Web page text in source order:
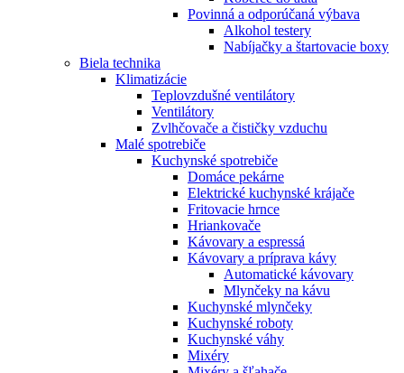
Povinná a odporúčaná výbava
Alkohol testery
Nabíjačky a štartovacie boxy
Biela technika
Klimatizácie
Teplovzdušné ventilátory
Ventilátory
Zvlhčovače a čističky vzduchu
Malé spotrebiče
Kuchynské spotrebiče
Domáce pekárne
Elektrické kuchynské krájače
Fritovacie hrnce
Hriankovače
Kávovary a espressá
Kávovary a príprava kávy
Automatické kávovary
Mlynčeky na kávu
Kuchynské mlynčeky
Kuchynské roboty
Kuchynské váhy
Mixéry